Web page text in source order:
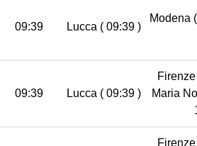
09:39 Lucca ( 09:39 )
Modena
09:39 Lucca ( 09:39 )
Maria